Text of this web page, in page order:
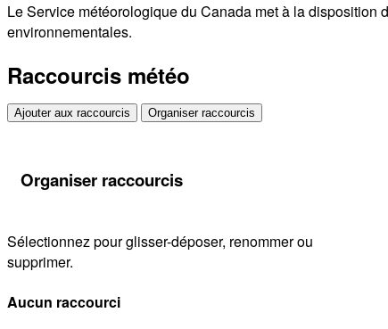
Le Service météorologique du Canada met à la
environnementales.
Raccourcis météo
Ajouter aux raccourcis Organiser raccourcis
Organiser raccourcis
Sélectionnez pour glisser-déposer, renommer ou
supprimer.
Aucun raccourci